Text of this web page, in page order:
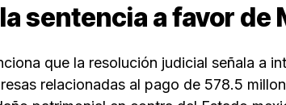
sentencia a favor de
que la resolución judicial señala a
relacionadas al pago de 578.5